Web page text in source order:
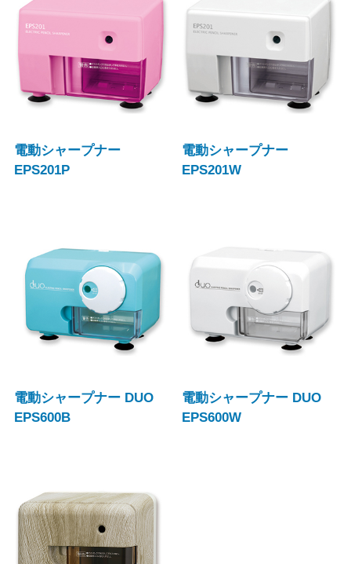
電動シャープナー
EPS201P
電動シャープナー
EPS201W
電動シャープナー DUO
EPS600B
電動シャープナー DUO
EPS600W